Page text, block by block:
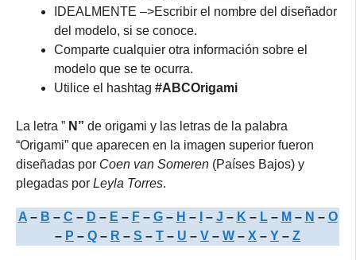
IDEALMENTE –>Escribir el nombre del diseñador
del modelo, si se conoce.
Comparte cualquier otra información sobre el
modelo que se te ocurra.
Utilice el hashtag #ABCOrigami
La letra ” N” de origami y las letras de la palabra
“Origami” que aparecen en la imagen superior fueron
diseñadas por Coen van Someren (Países Bajos) y
plegadas por Leyla Torres.
A– B – C – D – E – F– G– H – – J – K – L– M – N – O
– P – Q – R – S – T – U – V – W – X – Y – Z